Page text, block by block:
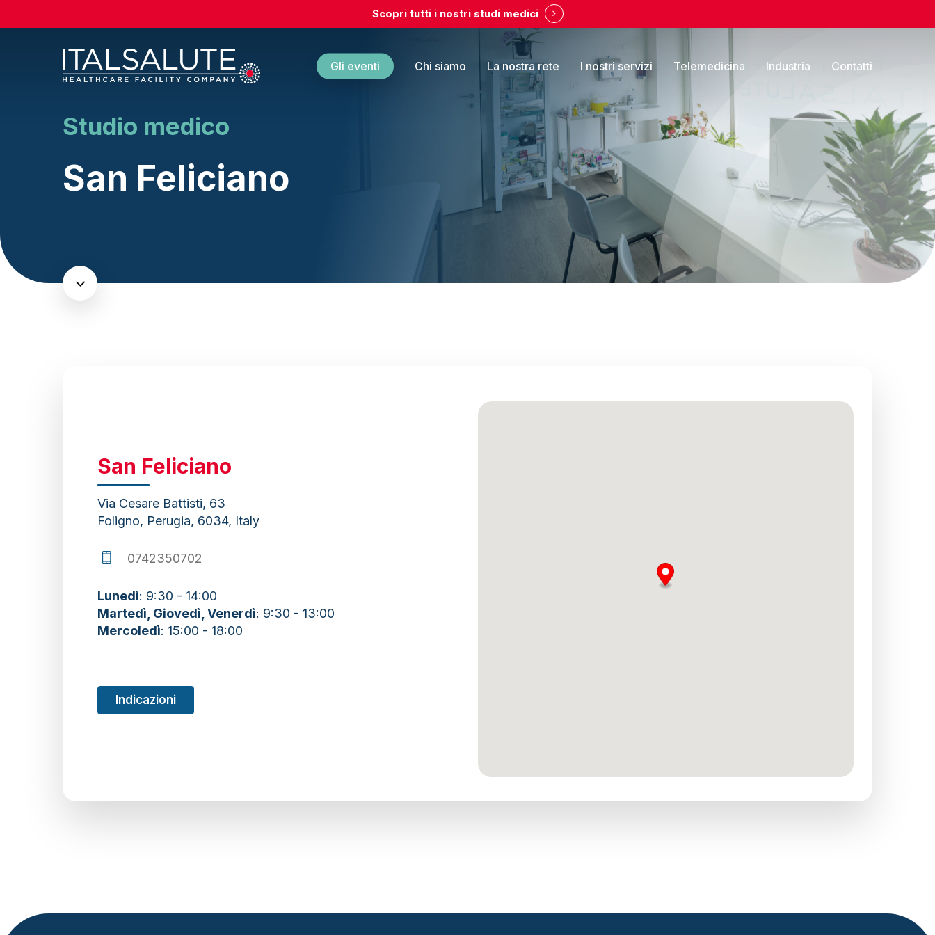
to
Scopri tutti i nostri studi medici
Gli eventi Chi siamo La nostra rete I nostri servizi Telemedicina Industria Contatti
Studio medico
San Feliciano
Navigate
San Feliciano
Via Cesare Battisti, 63
Foligno, Perugia, 6034, Italy
0742350702
Lunedì: 9:30 - 14:00
Martedì, Giovedì, Venerdì: 9:30 - 13:00
Mercoledì: 15:00 - 18:00
Indicazioni